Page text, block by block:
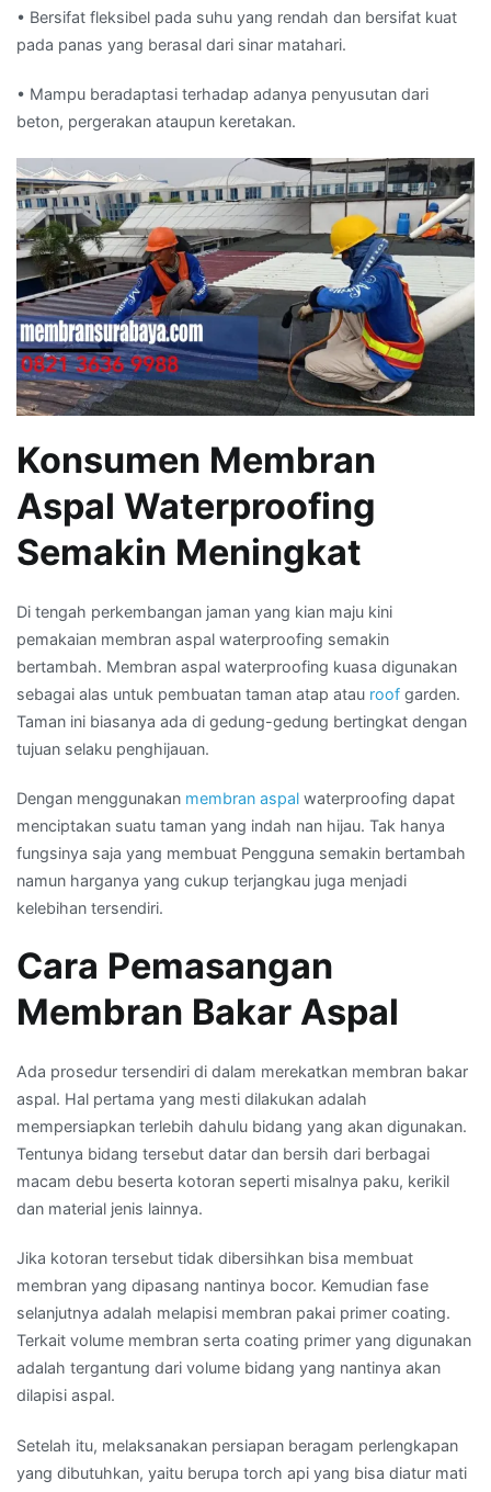
• Bersifat fleksibel pada suhu yang rendah dan bersifat kuat
pada panas yang berasal dari sinar matahari.
• Mampu beradaptasi terhadap adanya penyusutan dari
beton, pergerakan ataupun keretakan.
Konsumen Membran
Aspal Waterproofing
Semakin Meningkat
Di tengah perkembangan jaman yang kian maju kini
pemakaian membran aspal waterproofing semakin
bertambah. Membran aspal waterproofing kuasa digunakan
sebagai alas untuk pembuatan taman atap atau roof garden.
Taman ini biasanya ada di gedung-gedung bertingkat dengan
tujuan selaku penghijauan.
Dengan menggunakan membran aspal waterproofing dapat
menciptakan suatu taman yang indah nan hijau. Tak hanya
fungsinya saja yang membuat Pengguna semakin bertambah
namun harganya yang cukup terjangkau juga menjadi
kelebihan tersendiri.
Cara Pemasangan
Membran Bakar Aspal
Ada prosedur tersendiri di dalam merekatkan membran bakar
aspal. Hal pertama yang mesti dilakukan adalah
mempersiapkan terlebih dahulu bidang yang akan digunakan.
Tentunya bidang tersebut datar dan bersih dari berbagai
macam debu beserta kotoran seperti misalnya paku, kerikil
dan material jenis lainnya.
Jika kotoran tersebut tidak dibersihkan bisa membuat
membran yang dipasang nantinya bocor. Kemudian fase
selanjutnya adalah melapisi membran pakai primer coating.
Terkait volume membran serta coating primer yang digunakan
adalah tergantung dari volume bidang yang nantinya akan
dilapisi aspal.
Setelah itu, melaksanakan persiapan beragam perlengkapan
yang dibutuhkan, yaitu berupa torch api yang bisa diatur mati